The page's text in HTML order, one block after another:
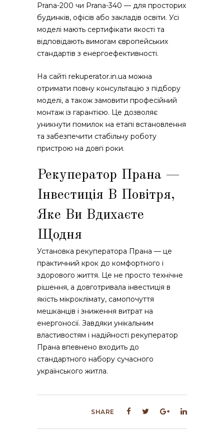
Prana-200 чи Prana-340 — для просторих
будинків, офісів або закладів освіти. Усі
моделі мають сертифікати якості та
відповідають вимогам європейських
стандартів з енергоефективності.
На сайті rekuperator.in.ua можна
отримати повну консультацію з підбору
моделі, а також замовити професійний
монтаж із гарантією. Це дозволяє
уникнути помилок на етапі встановлення
та забезпечити стабільну роботу
пристрою на довгі роки.
Рекуператор Прана —
Інвестиція В Повітря,
Яке Ви Вдихаєте
Щодня
Установка рекуператора Прана — це
практичний крок до комфортного і
здорового життя. Це не просто технічне
рішення, а довготривала інвестиція в
якість мікроклімату, самопочуття
мешканців і зниження витрат на
енергоносії. Завдяки унікальним
властивостям і надійності рекуператор
Прана впевнено входить до
стандартного набору сучасного
українського житла.
SHARE